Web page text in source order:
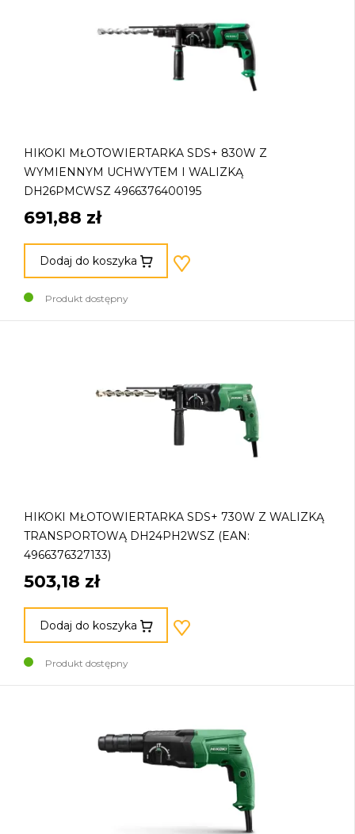
HIKOKI MŁOTOWIERTARKA SDS+ 830W Z
WYMIENNYM UCHWYTEM I WALIZKĄ
DH26PMCWSZ 4966376400195
691,88 zł
Dodaj do koszyka
Produkt dostępny
HIKOKI MŁOTOWIERTARKA SDS+ 730W Z WALIZKĄ
TRANSPORTOWĄ DH24PH2WSZ (EAN:
4966376327133)
503,18 zł
Dodaj do koszyka
Produkt dostępny